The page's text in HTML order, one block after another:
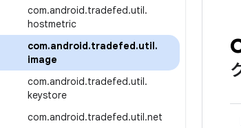
com.android.tradefed.util.
hostmetric
com.android.tradefed.util.
image
com.android.tradefed.util.
keystore
com.android.tradefed.util.net